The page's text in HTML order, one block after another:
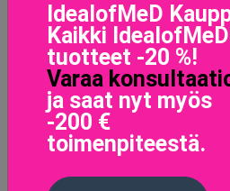
12.9 EUR
IdealofMeD
Kaikki
tuotteet -20 %!
Varaa
ja saat nyt myös
-200 €
toimenpiteestä.